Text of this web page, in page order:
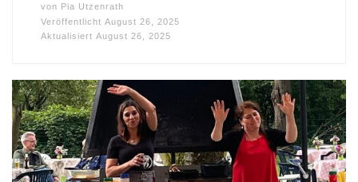
von Pia Utzenrath
Veröffentlicht August 26, 2025
Aktualisiert August 26, 2025